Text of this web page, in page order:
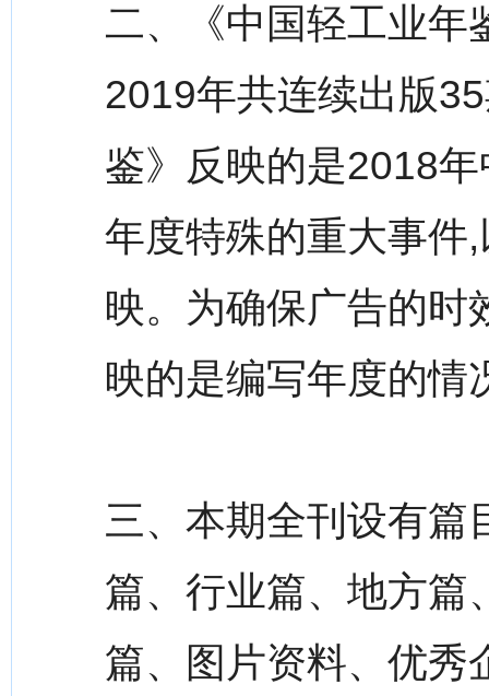
二、《中国轻工业年
2019年共连续出版
鉴》反映的是2018
年度特殊的重大事件
映。为确保广告的时
映的是编写年度的情
三、本期全刊设有篇
篇、行业篇、地方篇
篇、图片资料、优秀